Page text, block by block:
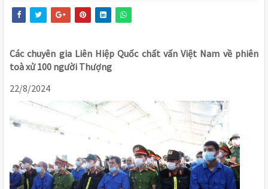
Các chuyên gia Liên Hiệp Quốc chất vấn Việt Nam về phiên
toà xử 100 người Thượng
22/8/2024